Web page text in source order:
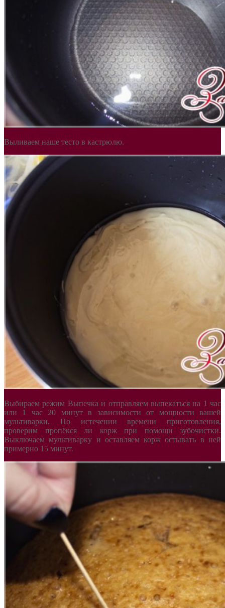
Выливаем наше тесто в кастрюлю.
Выбираем режим Выпечка и отправляем выпекаться на 1 час
или 1 час 20 минут в зависимости от мощности вашей
мультиварки. По истечении времени приготовления,
проверим пропёкся ли корж при помощи зубочистки.
Выключаем мультиварку и оставляем корж остывать в ней
примерно 15 минут.